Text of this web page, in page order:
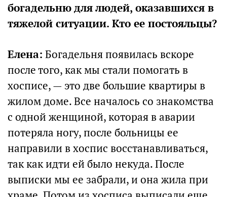
богадельню для людей, оказавшихся в
тяжелой ситуации. Кто ее постояльцы?
Елена: Богадельня появилась вскоре
после того, как мы стали помогать в
хосписе, — это две большие квартиры в
жилом доме. Все началось со знакомства
с одной женщиной, которая в аварии
потеряла ногу, после больницы ее
направили в хоспис восстанавливаться,
так как идти ей было некуда. После
выписки мы ее забрали, и она жила при